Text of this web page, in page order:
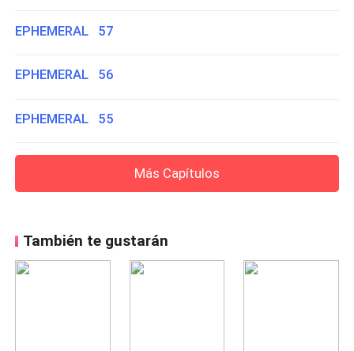
EPHEMERAL 57
EPHEMERAL 56
EPHEMERAL 55
Más Capítulos
También te gustarán